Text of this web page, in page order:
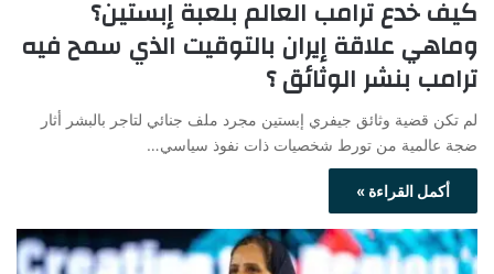
كيف خدع ترامب العالم بلعبة إبستين؟
وماهي علاقة إيران بالتوقيت الذي سمح فيه
ترامب بنشر الوثائق ؟
لم تكن قضية وثائق جيفري إبستين مجرد ملف جنائي لتاجر بالبشر أثار
ضجة عالمية من تورط شخصيات ذات نفوذ سياسي…
أكمل القراءة »